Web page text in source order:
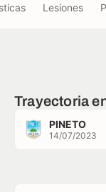
Lesiones
Trayectoria
PINETO
14/07/2023